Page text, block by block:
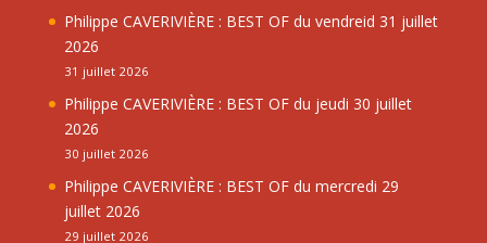
Philippe CAVERIVIÈRE : BEST OF du vendreid 31 juillet
2026
31 juillet 2026
Philippe CAVERIVIÈRE : BEST OF du jeudi 30 juillet
2026
30 juillet 2026
Philippe CAVERIVIÈRE : BEST OF du mercredi 29
juillet 2026
29 juillet 2026